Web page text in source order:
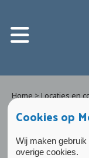
Home>Locaties en
Cookies op
Wij maken
overige cookies.